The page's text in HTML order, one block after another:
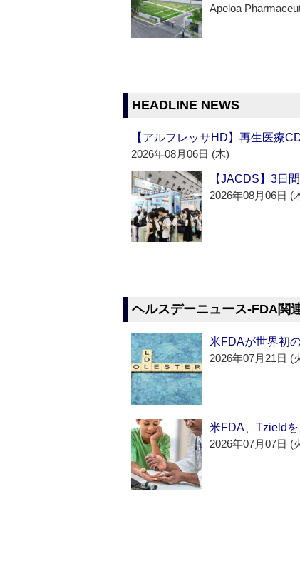
Apeloa
HEADLINE NEWS
【アルフレッサHD】再生医療
2026年08月06日 (木)
【JACDS】3日
2026年08月06日 (
ヘルスデーニュース‐FDA関
米FDAが世界初
2026年07月21日 (
米FDA、Tzield
2026年07月07日 (